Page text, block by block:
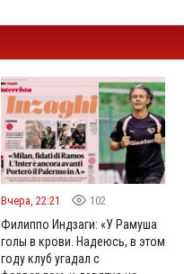
Вчера, 22:21 102
Филиппо Индзаги: «У Рамуша
голы в крови. Надеюсь, в этом
году клуб угадал с